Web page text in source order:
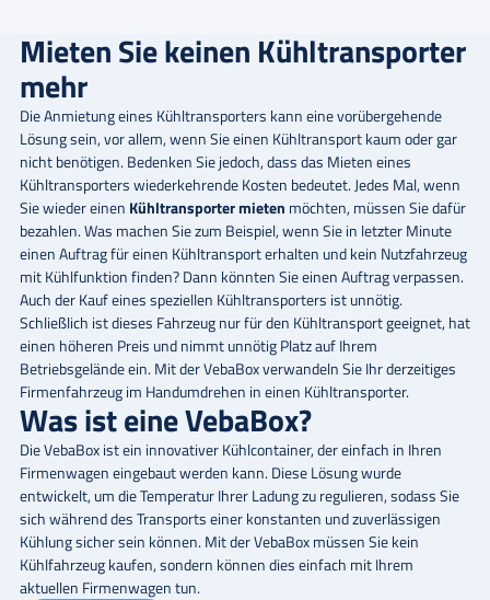
Mieten Sie keinen Kühltransporter
mehr
Die Anmietung eines Kühltransporters kann eine vorübergehende
Lösung sein, vor allem, wenn Sie einen Kühltransport kaum oder gar
nicht benötigen. Bedenken Sie jedoch, dass das Mieten eines
Kühltransporters wiederkehrende Kosten bedeutet. Jedes Mal, wenn
Sie wieder einen Kühltransporter mieten möchten, müssen Sie dafür
bezahlen. Was machen Sie zum Beispiel, wenn Sie in letzter Minute
einen Auftrag für einen Kühltransport erhalten und kein Nutzfahrzeug
mit Kühlfunktion finden? Dann könnten Sie einen Auftrag verpassen.
Auch der Kauf eines speziellen Kühltransporters ist unnötig.
Schließlich ist dieses Fahrzeug nur für den Kühltransport geeignet, hat
einen höheren Preis und nimmt unnötig Platz auf Ihrem
Betriebsgelände ein. Mit der VebaBox verwandeln Sie Ihr derzeitiges
Firmenfahrzeug im Handumdrehen in einen Kühltransporter.
Was ist eine VebaBox?
Die VebaBox ist ein innovativer Kühlcontainer, der einfach in Ihren
Firmenwagen eingebaut werden kann. Diese Lösung wurde
entwickelt, um die Temperatur Ihrer Ladung zu regulieren, sodass Sie
sich während des Transports einer konstanten und zuverlässigen
Kühlung sicher sein können. Mit der VebaBox müssen Sie kein
Kühlfahrzeug kaufen, sondern können dies einfach mit Ihrem
aktuellen Firmenwagen tun.